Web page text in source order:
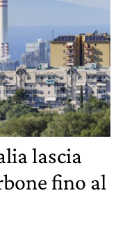
lascia
fino al